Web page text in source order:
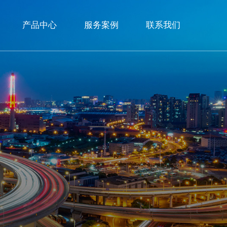
产品中心 服务案例 联系我们